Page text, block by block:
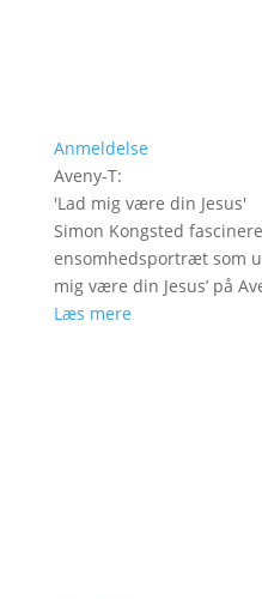
Anmeldelse
Aveny-T:
'Lad mig være din Jesus'
Simon Kongsted
ensomhedsportræt som
mig være din Jesus’ på
Læs mere